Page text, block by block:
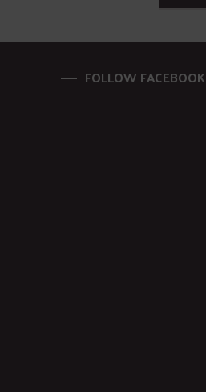
FOLLOW FACEBOOK